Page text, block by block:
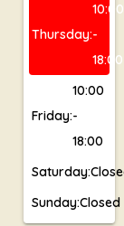
Thursday:
10:00
-
18:00
Friday:
10:00
-
18:00
Saturday:
Sunday:Closed